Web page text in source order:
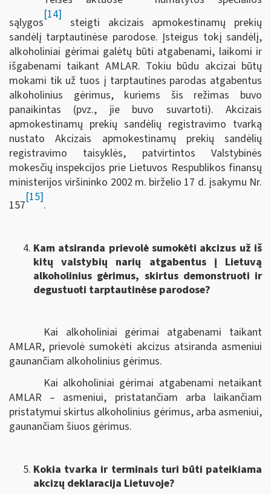
sąlygos
[14]
steigti akcizais apmokestinamų prekių
sandėlį tarptautinėse parodose. Įsteigus tokį sandėlį,
alkoholiniai gėrimai galėtų būti atgabenami, laikomi ir
išgabenami taikant AMLAR. Tokiu būdu akcizai būtų
mokami tik už tuos į tarptautines parodas atgabentus
alkoholinius gėrimus, kuriems šis režimas buvo
panaikintas (pvz., jie buvo suvartoti). Akcizais
apmokestinamų prekių sandėlių registravimo tvarką
nustato Akcizais apmokestinamų prekių sandėlių
registravimo taisyklės, patvirtintos Valstybinės
mokesčių inspekcijos prie Lietuvos Respublikos finansų
ministerijos viršininko 2002 m. birželio 17 d. įsakymu Nr.
157
[15]
.
Kam atsiranda prievolė sumokėti akcizus už iš
kitų valstybių narių atgabentus į Lietuvą
alkoholinius gėrimus, skirtus demonstruoti ir
degustuoti tarptautinėse parodose?
Kai alkoholiniai gėrimai atgabenami taikant
AMLAR, prievolė sumokėti akcizus atsiranda asmeniui
gaunančiam alkoholinius gėrimus.
Kai alkoholiniai gėrimai atgabenami netaikant
AMLAR – asmeniui, pristatančiam arba laikančiam
pristatymui skirtus alkoholinius gėrimus, arba asmeniui,
gaunančiam šiuos gėrimus.
Kokia tvarka ir terminais turi būti pateikiama
akcizų deklaracija Lietuvoje?